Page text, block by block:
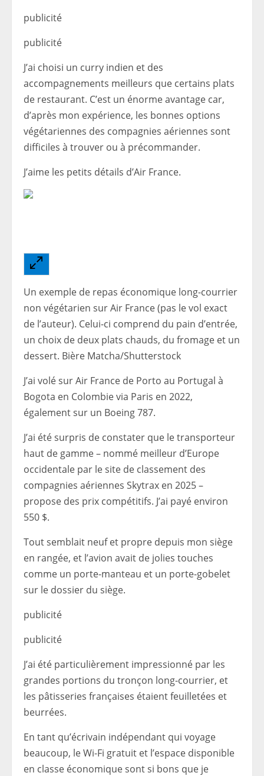
publicité
publicité
J’ai choisi un curry indien et des
accompagnements meilleurs que certains plats
de restaurant. C’est un énorme avantage car,
d’après mon expérience, les bonnes options
végétariennes des compagnies aériennes sont
difficiles à trouver ou à précommander.
J’aime les petits détails d’Air France.
Un exemple de repas économique long-courrier
non végétarien sur Air France (pas le vol exact
de l’auteur). Celui-ci comprend du pain d’entrée,
un choix de deux plats chauds, du fromage et un
dessert. Bière Matcha/Shutterstock
J’ai volé sur Air France de Porto au Portugal à
Bogota en Colombie via Paris en 2022,
également sur un Boeing 787.
J’ai été surpris de constater que le transporteur
haut de gamme – nommé meilleur d’Europe
occidentale par le site de classement des
compagnies aériennes Skytrax en 2025 –
propose des prix compétitifs. J’ai payé environ
550 $.
Tout semblait neuf et propre depuis mon siège
en rangée, et l’avion avait de jolies touches
comme un porte-manteau et un porte-gobelet
sur le dossier du siège.
publicité
publicité
J’ai été particulièrement impressionné par les
grandes portions du tronçon long-courrier, et
les pâtisseries françaises étaient feuilletées et
beurrées.
En tant qu’écrivain indépendant qui voyage
beaucoup, le Wi-Fi gratuit et l’espace disponible
en classe économique sont si bons que je